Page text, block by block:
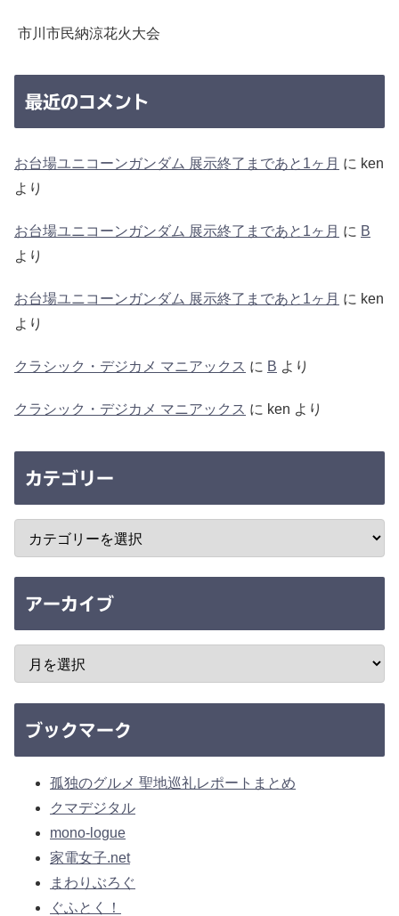
市川市民納涼花火大会
最近のコメント
お台場ユニコーンガンダム 展示終了まであと1ヶ月 に ken
より
お台場ユニコーンガンダム 展示終了まであと1ヶ月 に B
より
お台場ユニコーンガンダム 展示終了まであと1ヶ月 に ken
より
クラシック・デジカメ マニアックス に B より
クラシック・デジカメ マニアックス に ken より
カテゴリー
アーカイブ
ブックマーク
孤独のグルメ 聖地巡礼レポートまとめ
クマデジタル
mono-logue
家電女子.net
まわりぶろぐ
ぐふとく！